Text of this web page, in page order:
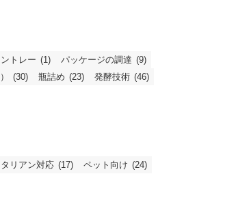
ントレー (1) パッケージの調達 (9)
(30) 瓶詰め (23) 発酵技術 (46)
リアン対応 (17) ペット向け (24)